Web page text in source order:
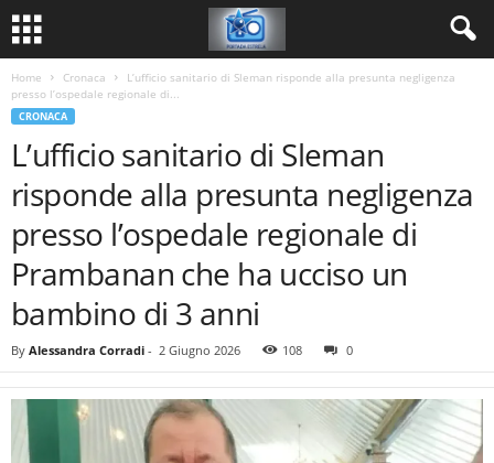
Home Cronaca
L’ufficio sanitario di Sleman risponde alla presunta negligenza
presso l’ospedale regionale di...
CRONACA
L’ufficio sanitario di Sleman
risponde alla presunta negligenza
presso l’ospedale regionale di
Prambanan che ha ucciso un
bambino di 3 anni
By Alessandra Corradi - 2 Giugno 2026 108 0